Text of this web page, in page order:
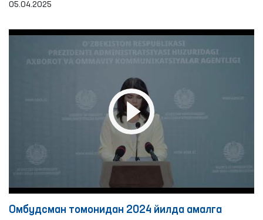
05.04.2025
Омбудсман томонидан 2024 йилда амалга